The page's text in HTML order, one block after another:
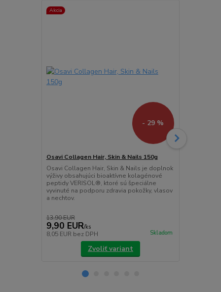
Akcia
- 29 %
Osavi Collagen Hair, Skin & Nails 150g
Osavi Collagen Hair, Skin & Nails je doplnok
výživy obsahujúci bioaktívne kolagénové
peptidy VERISOL®, ktoré sú špeciálne
vyvinuté na podporu zdravia pokožky, vlasov
a nechtov.
13,90 EUR
9,90 EUR/ks
8,05 EUR bez DPH Skladom
Zvoliť variant